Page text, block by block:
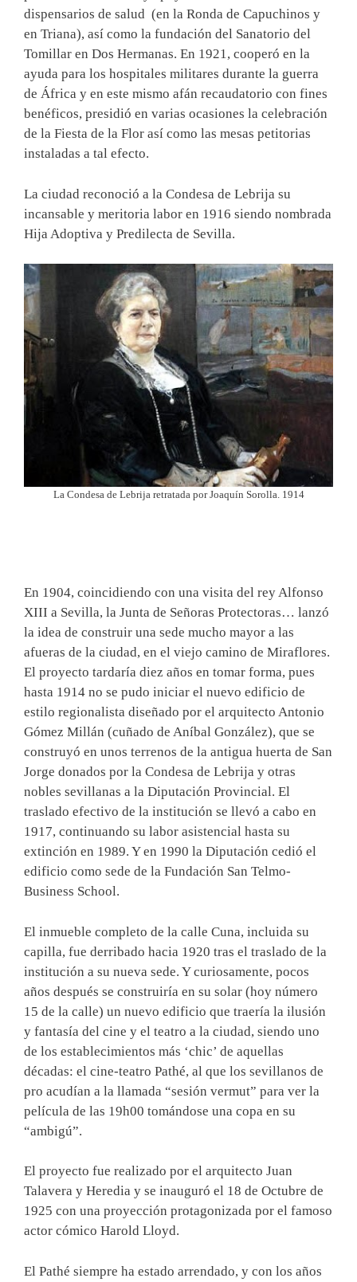
dispensarios de salud (en la Ronda de Capuchinos y
en Triana), así como la fundación del Sanatorio del
Tomillar en Dos Hermanas. En 1921, cooperó en la
ayuda para los hospitales militares durante la guerra
de África y en este mismo afán recaudatorio con fines
benéficos, presidió en varias ocasiones la celebración
de la Fiesta de la Flor así como las mesas petitorias
instaladas a tal efecto.
La ciudad reconoció a la Condesa de Lebrija su
incansable y meritoria labor en 1916 siendo nombrada
Hija Adoptiva y Predilecta de Sevilla.
La Condesa de Lebrija retratada por Joaquín Sorolla. 1914
En 1904, coincidiendo con una visita del rey Alfonso
XIII a Sevilla, la Junta de Señoras Protectoras… lanzó
la idea de construir una sede mucho mayor a las
afueras de la ciudad, en el viejo camino de Miraflores.
El proyecto tardaría diez años en tomar forma, pues
hasta 1914 no se pudo iniciar el nuevo edificio de
estilo regionalista diseñado por el arquitecto Antonio
Gómez Millán (cuñado de Aníbal González), que se
construyó en unos terrenos de la antigua huerta de San
Jorge donados por la Condesa de Lebrija y otras
nobles sevillanas a la Diputación Provincial. El
traslado efectivo de la institución se llevó a cabo en
1917, continuando su labor asistencial hasta su
extinción en 1989. Y en 1990 la Diputación cedió el
edificio como sede de la Fundación San Telmo-
Business School.
El inmueble completo de la calle Cuna, incluida su
capilla, fue derribado hacia 1920 tras el traslado de la
institución a su nueva sede. Y curiosamente, pocos
años después se construiría en su solar (hoy número
15 de la calle) un nuevo edificio que traería la ilusión
y fantasía del cine y el teatro a la ciudad, siendo uno
de los establecimientos más ‘chic’ de aquellas
décadas: el cine-teatro Pathé, al que los sevillanos de
pro acudían a la llamada “sesión vermut” para ver la
película de las 19h00 tomándose una copa en su
“ambigú”.
El proyecto fue realizado por el arquitecto Juan
Talavera y Heredia y se inauguró el 18 de Octubre de
1925 con una proyección protagonizada por el famoso
actor cómico Harold Lloyd.
El Pathé siempre ha estado arrendado, y con los años